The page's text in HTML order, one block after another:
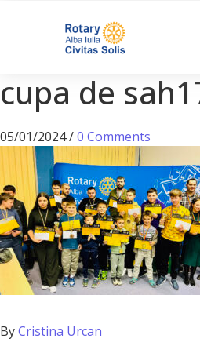
cupa de
05/01/2024/0 Comments
ByCristina Urcan